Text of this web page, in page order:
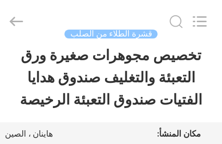
المنزل
المنتجات
معلومات
Reserved.
قشرة الطلاء من الصلب
تخصيص مجوهرات صغيرة ورق
التعبئة والتغليف صندوق هدايا
الفتيات صندوق التعبئة الرخيصة
مكان المنشأ: هاينان ، الصين